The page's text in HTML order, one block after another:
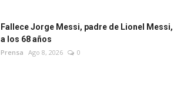
Fallece Jorge Messi, padre de Lionel Messi,
a los 68 años
Prensa Ago 8, 2026 0